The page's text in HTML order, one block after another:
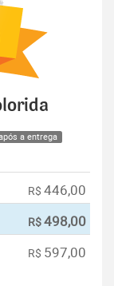
a entrega
R$ 446,00
R$498,00
R$ 597,00